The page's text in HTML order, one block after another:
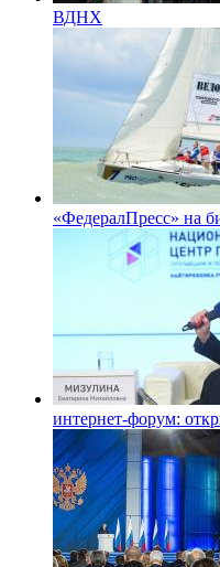
ВДНХ
«ФедералПресс» на
интернет-форум: